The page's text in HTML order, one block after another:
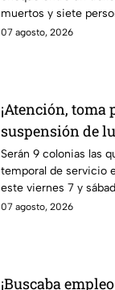
muertos y siete
siguen en la zona
07 agosto, 2026
¡Atención, toma
suspensión de
viernes 7 y
en 9 sitios
Serán 9 colonias las
temporal de servicio
este viernes 7 y
07 agosto, 2026
¡Buscaba